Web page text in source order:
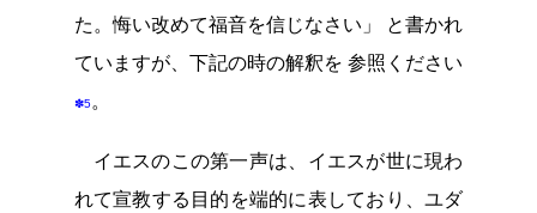
た。悔い改めて福音を信じなさい」 と書かれ
ていますが、下記の時の解釈を 参照ください
✽5。
イエスのこの第一声は、イエスが世に現わ
れて宣教する目的を端的に表しており、ユダ